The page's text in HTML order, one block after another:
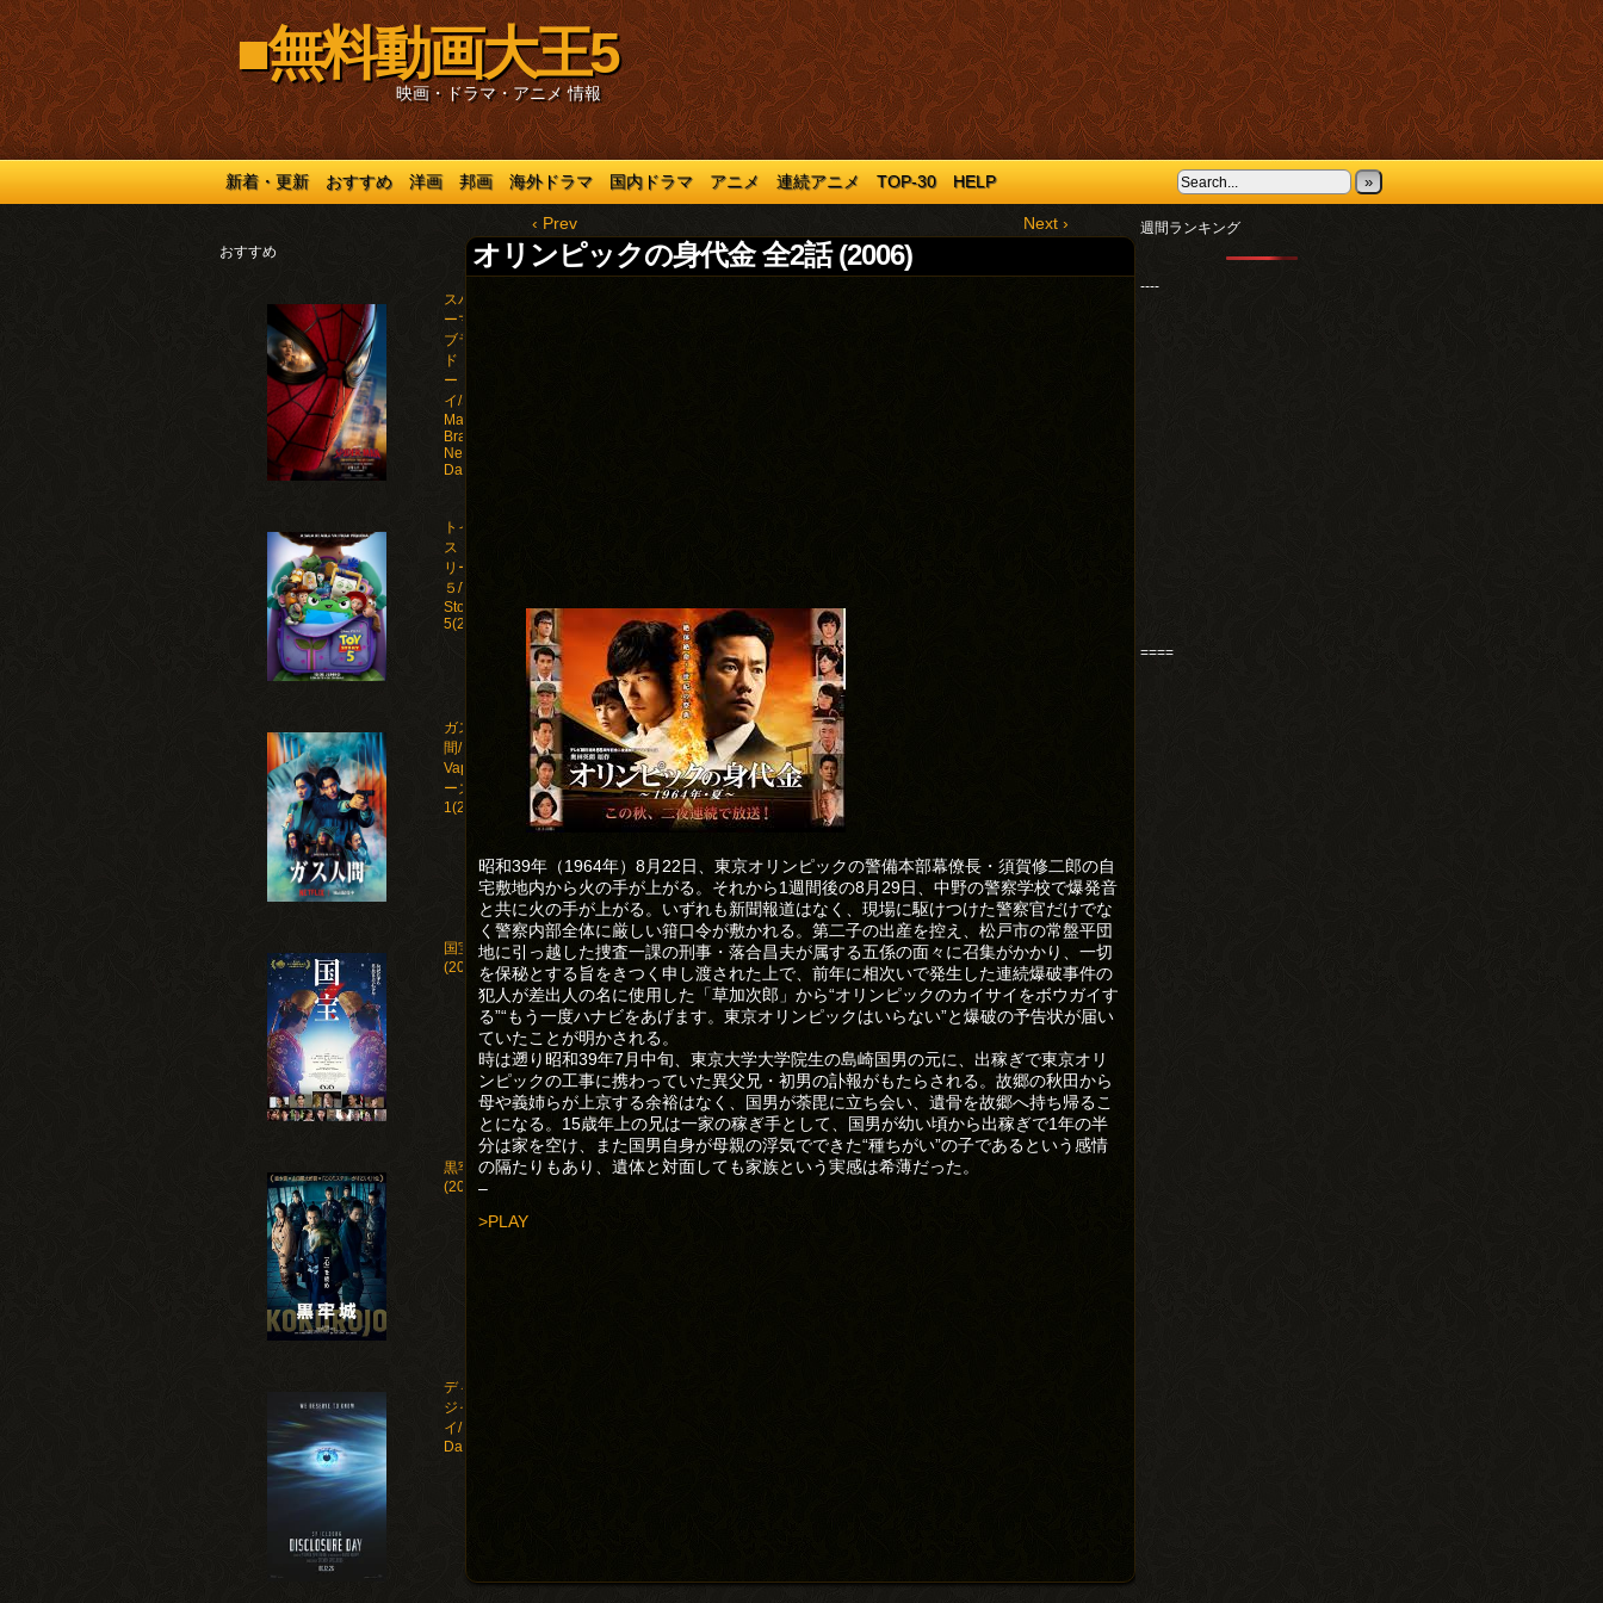
■無料動画大王5
映画・ドラマ・アニメ 情報
新着・更新 おすすめ 洋画 邦画 海外ドラマ 国内ドラマ アニメ 連続アニメ TOP-30 HELP »
おすすめ
スパイダ
ーマン：
ブラン
ド・ニュ
ー・デ
イ/Spider-
Man:
Brand
New
Day(2026)
トイ・
ストー
リー
５/Toy
Story
5(2026)
ガス人
間/Human
Vapor シ
ーズン
1(2026)
国宝
(2025)
黒牢城
(2026)
ディスクロー
ジャー・デ
イ/Disclosure
Day(2026)
‹ Prev Next ›
オリンピックの身代金 全2話 (2006)
昭和39年（1964年）8月22日、東京オリンピックの警備本部幕僚長・須賀修二郎の自
宅敷地内から火の手が上がる。それから1週間後の8月29日、中野の警察学校で爆発音
と共に火の手が上がる。いずれも新聞報道はなく、現場に駆けつけた警察官だけでな
く警察内部全体に厳しい箝口令が敷かれる。第二子の出産を控え、松戸市の常盤平団
地に引っ越した捜査一課の刑事・落合昌夫が属する五係の面々に召集がかかり、一切
を保秘とする旨をきつく申し渡された上で、前年に相次いで発生した連続爆破事件の
犯人が差出人の名に使用した「草加次郎」から“オリンピックのカイサイをボウガイす
る”“もう一度ハナビをあげます。東京オリンピックはいらない”と爆破の予告状が届い
ていたことが明かされる。
時は遡り昭和39年7月中旬、東京大学大学院生の島崎国男の元に、出稼ぎで東京オリ
ンピックの工事に携わっていた異父兄・初男の訃報がもたらされる。故郷の秋田から
母や義姉らが上京する余裕はなく、国男が荼毘に立ち会い、遺骨を故郷へ持ち帰るこ
とになる。15歳年上の兄は一家の稼ぎ手として、国男が幼い頃から出稼ぎで1年の半
分は家を空け、また国男自身が母親の浮気でできた“種ちがい”の子であるという感情
の隔たりもあり、遺体と対面しても家族という実感は希薄だった。
–
>PLAY
週間ランキング
----
====